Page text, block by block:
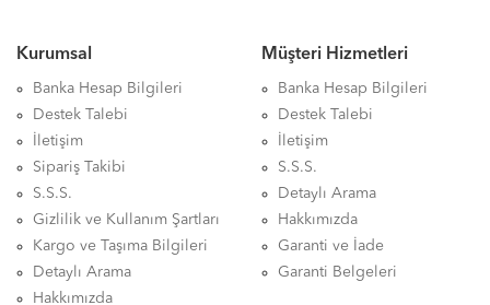
Kurumsal
Banka Hesap Bilgileri
Destek Talebi
İletişim
Sipariş Takibi
S.S.S.
Gizlilik ve Kullanım Şartları
Kargo ve Taşıma Bilgileri
Detaylı Arama
Hakkımızda
Müşteri Hizmetleri
Banka Hesap Bilgileri
Destek Talebi
İletişim
S.S.S.
Detaylı Arama
Hakkımızda
Garanti ve İade
Garanti Belgeleri